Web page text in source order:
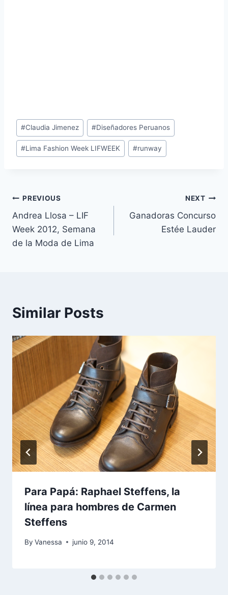
Post
Tags:
#Claudia Jimenez #Diseñadores Peruanos
#Lima Fashion Week LIFWEEK #runway
Navegación
de
entradas
PREVIOUS
Andrea Llosa – LIF
Week 2012, Semana
de la Moda de Lima
NEXT
Ganadoras Concurso
Estée Lauder
Similar Posts
Para Papá: Raphael Steffens, la
línea para hombres de Carmen
Steffens
By Vanessa junio 9, 2014